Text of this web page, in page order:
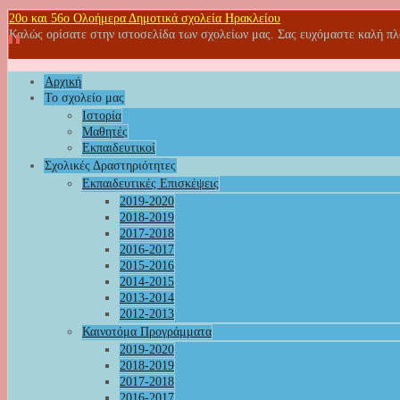
20o και 56ο Ολοήμερα Δημοτικά σχολεία Ηρακλείου
Καλώς ορίσατε στην ιστοσελίδα των σχολείων μας. Σας ευχόμαστε καλή
Αρχική
Το σχολείο μας
Ιστορία
Μαθητές
Εκπαιδευτικοί
Σχολικές Δραστηριότητες
Εκπαιδευτικές Επισκέψεις
2019-2020
2018-2019
2017-2018
2016-2017
2015-2016
2014-2015
2013-2014
2012-2013
Καινοτόμα Προγράμματα
2019-2020
2018-2019
2017-2018